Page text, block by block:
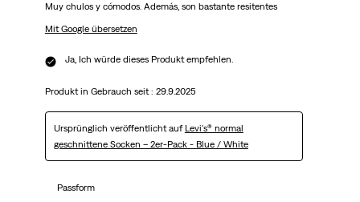
Muy chulos y cómodos. Además, son bastante resitentes
Mit Google übersetzen
Ja, Ich würde dieses Produkt empfehlen.
Produkt in Gebrauch seit : 29.9.2025
Ursprünglich veröffentlicht auf Levi's® normal
geschnittene Socken – 2er-Pack - Blue / White
Passform